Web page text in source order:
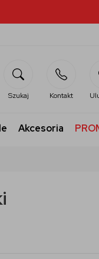
Szukaj Kontakt
Akcesoria